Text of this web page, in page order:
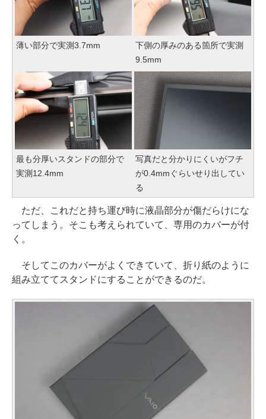
薄い部分で実測3.7mm
下側の厚みのある箇所で実測
9.5mm
最も分厚いスタンドの部分で
実測12.4mm
写真だと分かりにくいがフチ
が0.4mmぐらいせり出してい
る
ただ、これだと持ち運び時に液晶部分が傷だらけにな
ってしまう。そこも考えられていて、専用のカバーが付
く。
そしてこのカバーがよくできていて、折り紙のように
組み立ててスタンドにすることができるのだ。